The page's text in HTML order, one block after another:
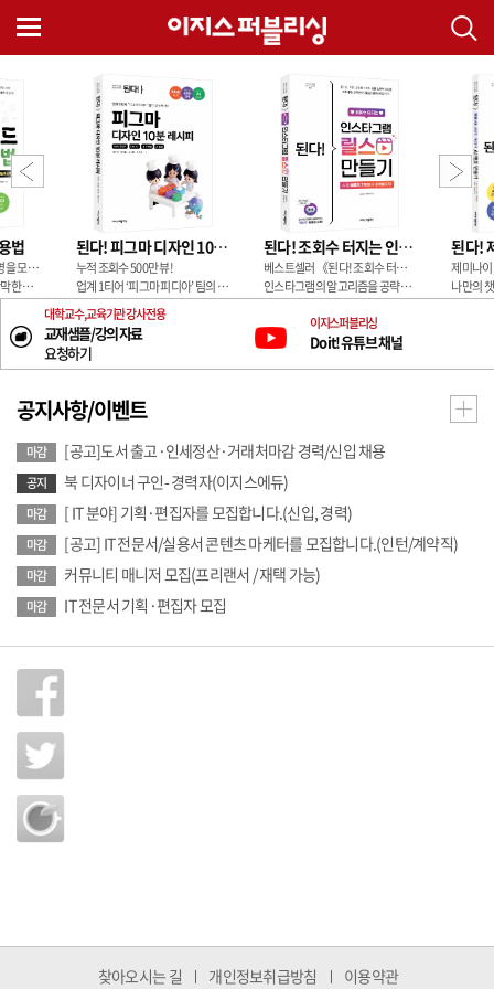
법
2년 만에 팔로워 4만 5천 명을 모은 스레드 인플루언서의 노하우 전격 공개!
용 가이드
수익화까지!
것을 한 권에!
된다! 피그마 디자인 10분 레시피
누적 조회수 500만 뷰!
업계 1티어 ‘피그마 피디아’ 팀의 10분 해결 실무 레시피
된다! 조회수 터지는 인스타그램 릴스 만들기
베스트셀러 《된다! 조회수 터지는 유튜브 쇼츠 만들기》 저자의 신간!
인스타그램의 알고리즘을 공략하는 특별 노하우 대공개!
격차를 만드는 6단계로 조회수 터지는 인스타그램 릴스 만들기
나만의 챗봇으
대학 교수, 교육기관 강사 전용
교재 샘플 / 강의 자료
요청하기
이지스퍼블리싱
Do it! 유튜브 채널
공지사항/이벤트
마감 [공고]도서 출고·인세정산·거래처마감 경력/신입 채용
공지 북 디자이너 구인- 경력자(이지스에듀)
마감 [ IT 분야] 기획·편집자를 모집합니다.(신입, 경력)
마감 [공고] IT 전문서/실용서 콘텐츠 마케터를 모집합니다.(인턴/계약직)
마감 커뮤니티 매니저 모집(프리랜서 / 재택 가능)
마감 IT 전문서 기획·편집자 모집
찾아오시는 길 개인정보취급방침 이용약관